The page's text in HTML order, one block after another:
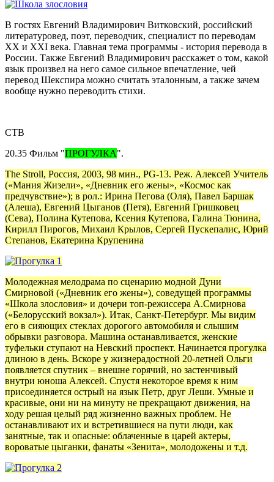
В гостях Евгений Владимирович Витковский, российский
литературовед, поэт, переводчик, специалист по переводам
XX и XXI века. Главная тема программы - история перевода в
России. Также Евгений Владимирович расскажет о том, какой
язык произвел на него самое сильное впечатление, чей
перевод Шекспира можно считать эталонным, а также зачем
вообще нужно переводить стихи.
СТВ
20.35 Фильм "ПРОГУЛКА".
The Stroll, Россия, 2003, 98 мин., PG-13. Реж. Алексей Учитель
(«Мания Жизели», «Дневник его жены», «Космос как
предчувствие»); в рол.: Ирина Пегова (Оля), Павел Баршак
(Алеша), Евгений Цыганов (Петя), Евгений Гришковец
(Сева), Полина Кутепова, Ксения Кутепова, Галина Тюнина,
Кирилл Пирогов, Михаил Крылов, Сергей Пускепалис, Юрий
Степанов, Екатерина Крупенина
Молодежная мелодрама по сценарию модной Дуни
Смирновой («Дневник его жены»), соведущей программы
«Школа злословия» и дочери топ-режиссера А.Смирнова
(«Белорусский вокзал»). Итак, Санкт-Петербург. Мы видим
его в сияющих стеклах дорогого автомобиля и слышим
обрывки разговора. Машина останавливается, женские
туфельки ступают на Невский проспект. Начинается прогулка
длиною в день. Вскоре у жизнерадостной 20-летней Ольги
появляется спутник – внешне горячий, но застенчивый
внутри юноша Алексей. Спустя некоторое время к ним
присоединяется острый на язык Петр, друг Леши. Умные и
красивые, они ни на минуту не прекращают движения, на
ходу решая целый ряд жизненно важных проблем. Не
останавливают их и встретившиеся на пути люди, как
занятные, так и опасные: облаченные в царей актеры,
вороватые цыганки, фанаты «Зенита», молодожены и т.д.